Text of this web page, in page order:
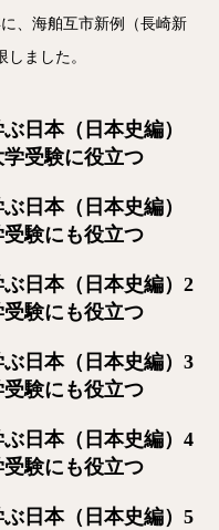
、海舶互市新例（長崎新
ました。
日本（日本史編）
受験に役立つ
日本（日本史編）
験にも役立つ
日本（日本史編）2
験にも役立つ
日本（日本史編）3
験にも役立つ
日本（日本史編）4
験にも役立つ
日本（日本史編）5